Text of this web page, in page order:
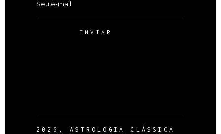
ENVIAR
2026, ASTROLOGIA CLÁSSICA